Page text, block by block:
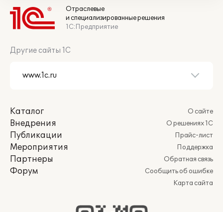
Отраслевые
и специализированные решения
1С:Предприятие
Другие сайты 1С
Каталог
Внедрения
Публикации
Мероприятия
Партнеры
Форум
О сайте
О решениях 1С
Прайс-лист
Поддержка
Обратная связь
Сообщить об ошибке
Карта сайта